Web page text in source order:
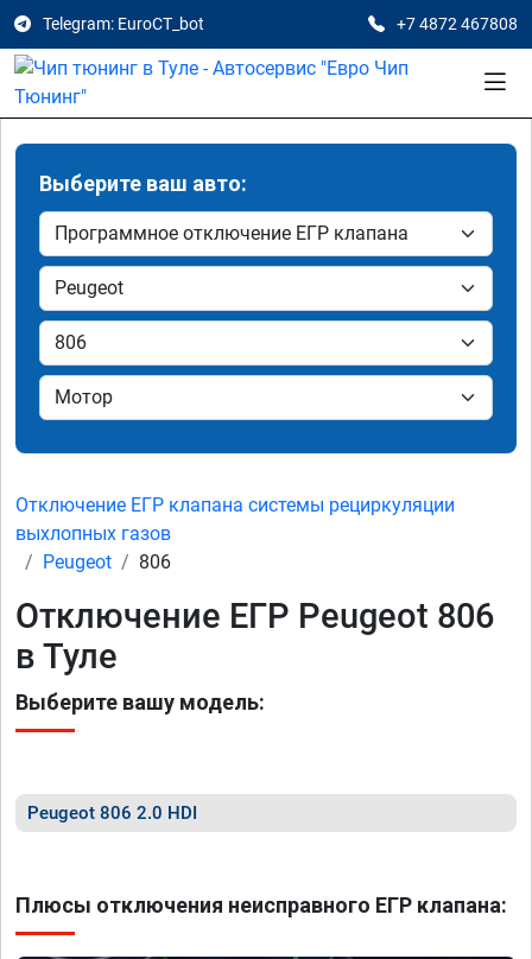
Telegram: EuroCT_bot +7 4872 467808
Выберите ваш авто:
Отключение ЕГР клапана системы рециркуляции
выхлопных газов
Peugeot
806
Отключение ЕГР Peugeot 806
в Туле
Выберите вашу модель:
Peugeot 806 2.0 HDI
Плюсы отключения неисправного ЕГР клапана: